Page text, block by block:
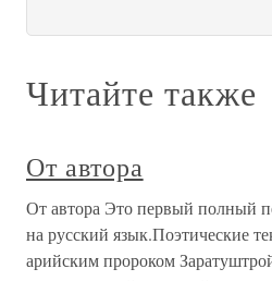
Читайте также
От автора
От автора Это первый полный
на русский язык.Поэтические
арийским пророком